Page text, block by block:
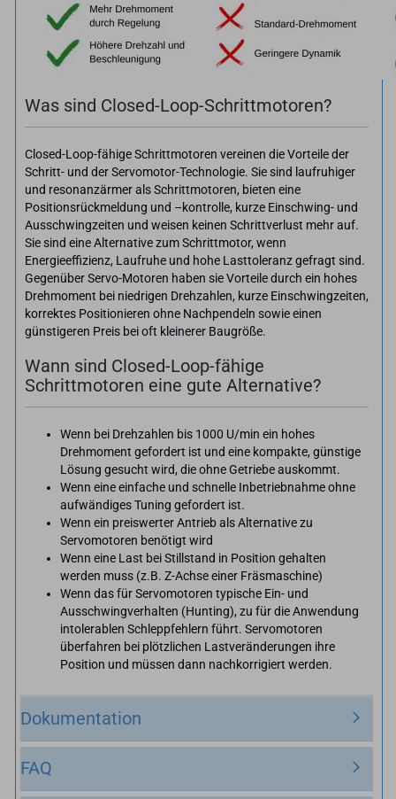
Was sind Closed-Loop-Schrittmotoren?
Closed-Loop-fähige Schrittmotoren vereinen die Vorteile der
Schritt- und der Servomotor-Technologie. Sie sind laufruhiger
und resonanzärmer als Schrittmotoren, bieten eine
Positionsrückmeldung und –kontrolle, kurze Einschwing- und
Ausschwingzeiten und weisen keinen Schrittverlust mehr auf.
Sie sind eine Alternative zum Schrittmotor, wenn
Energieeffizienz, Laufruhe und hohe Lasttoleranz gefragt sind.
Gegenüber Servo-Motoren haben sie Vorteile durch ein hohes
Drehmoment bei niedrigen Drehzahlen, kurze Einschwingzeiten,
korrektes Positionieren ohne Nachpendeln sowie einen
günstigeren Preis bei oft kleinerer Baugröße.
Wann sind Closed-Loop-fähige
Schrittmotoren eine gute Alternative?
Wenn bei Drehzahlen bis 1000 U/min ein hohes
Drehmoment gefordert ist und eine kompakte, günstige
Lösung gesucht wird, die ohne Getriebe auskommt.
Wenn eine einfache und schnelle Inbetriebnahme ohne
aufwändiges Tuning gefordert ist.
Wenn ein preiswerter Antrieb als Alternative zu
Servomotoren benötigt wird
Wenn eine Last bei Stillstand in Position gehalten
werden muss (z.B. Z-Achse einer Fräsmaschine)
Wenn das für Servomotoren typische Ein- und
Ausschwingverhalten (Hunting), zu für die Anwendung
intolerablen Schleppfehlern führt. Servomotoren
überfahren bei plötzlichen Lastveränderungen ihre
Position und müssen dann nachkorrigiert werden.
Dokumentation
FAQ